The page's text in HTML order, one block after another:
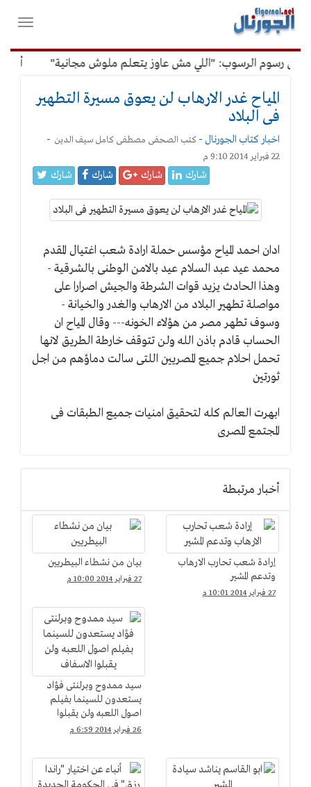
القائمة
الرئيسية
فتح
رسوم الرسوب: "اللي مش عاوز يتعلم ملوش مجانية" أمين
المياح غدر الارهاب لن يعوق مسيرة التطهير
فى البلاد
اخبار كتاب الجورنال - كتب الصحفى مصطفى كامل سيف الدين -
22 فبراير 2014 9:10 م
شارك شارك شارك شارك
غدر
الارهاب
لن
يعوق
مسيرة
التطهير
فى
البلاد
ادان احمد المياح مؤسس حملة ارادة شعب اغتيال المقدم
محمد عيد عبد السلام عيد بالامن الوطنى بالشرقية -
وهذا الحادث يزيد قوات الشرطة والجيش اصرارا على
مواصلة تطهير البلاد من الارهاب والغدر والخيانة -
وسوف تطهر مصر من هؤلاء الخونه--- وقال المياح ان
الحساب قادم باذن الله ولن تتوقف خارطة الطريق لانها
تحمل احلام جميع المصريين اللتى سالت دماؤهم من اجل
ثورتين
ابهرت العالم كله لتحقيق امنيات جميع الطبقات فى
المجتمع المصرى
أخبار مرتبطة
إرادة شعب تحارب الارهاب
وتدعم المشير
27 فبراير 2014 10:01 م
بيان من نشطاء البيطريين
27 فبراير 2014 10:00 م
سيد ممدوح وبرلنتى فؤاد
يستعدون للسينما بفيلم
اصول اللعبه ولن يقبلوا
الاسفاف
26 فبراير 2014 6:59 م